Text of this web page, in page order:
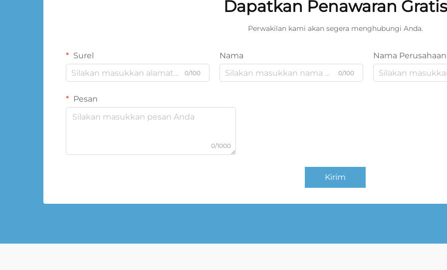
Dapatkan Penawaran Gratis
Perwakilan kami akan segera menghubungi Anda.
Surel
0/100
Nama
0/100
Nama Perusahaan
Pesan
0/1000
Kirim